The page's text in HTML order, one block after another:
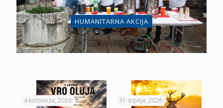
HUMANITARNA AKCIJA
4 kolovoza, 2026 31 srpnja, 2026